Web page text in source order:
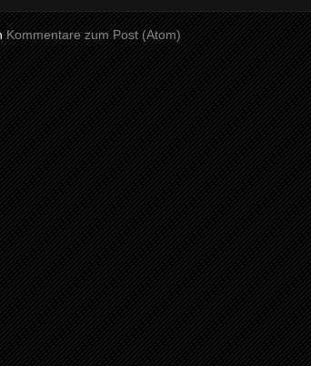
Kommentare zum Post (Atom)